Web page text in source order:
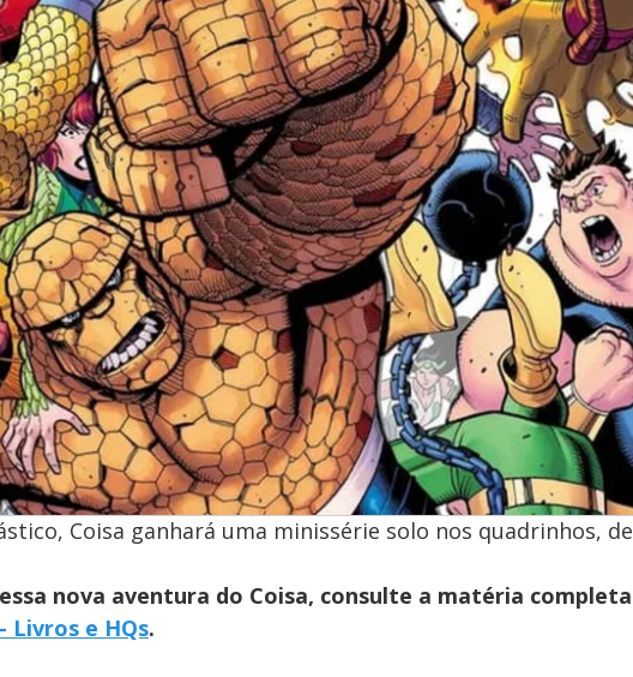
Coisa ganhará uma minissérie solo nos quadrinhos, de
nova aventura do Coisa, consulte a matéria completa
Livros e HQs.